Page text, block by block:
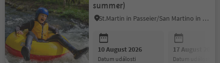
summer)
St.Martin in Passeier/San Martino in Passiria, Meran/Merano and environs
10 August 2026
datum události
17 August 2026
datum události